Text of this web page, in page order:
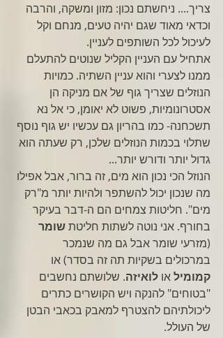
צריך.... ניחשתם נכון: מזון ומשקה, והרבה
וכדאי מאוד שגם יהיה טעים, מנחם וקל
לעיכול לכל השותפים לעניין.
אתחיל עם העניין הקליל שנוטים להתעלם
ממנו לצערי והוא עניין השתיה. כמויות
הנוזלים שצריך גוף של אם מניקה הן
אסטרונומיות, פשוט לא יאומן, כי אל נא
תשכחנה- כמו בהריון גם עכשיו יש גוף נוסף
שתלוי בכמות הנוזלים שלכן, רק שעתה הוא
גדול יותר ודורש יותר...
הנוזל הכי נכון הוא מים, זה ברור, אבל אפילו
מה שנכון יכול להשתפר ולהיות יותר מ"רק
מים". חליטות צמחים הם ה-דבר בעיקר
בחורף. אני נוטה לשתות חליטת שומר
(מזרעי שומר אבל גם מה שנמכר
במרכולים בשקיות תה זה בסדר) או
קמומיל או לואיזה. שלושתם נחשבים
"בטוחים" להנקה ויש הקושרים כתרים
ליכולתיהם להצטרף למאבק בכאבי הבטן
של העולל.